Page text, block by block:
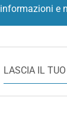
informazioni e
LASCIA IL